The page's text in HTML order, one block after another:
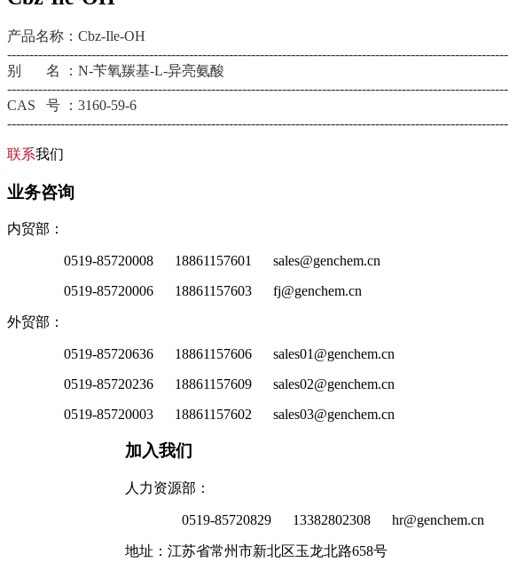
产品名称：Cbz-Ile-OH
-----------------------------------------------------------------------------------------------------------------
别 名 ：N-苄氧羰基-L-异亮氨酸
-----------------------------------------------------------------------------------------------------------------
CAS 号 ：3160-59-6
-----------------------------------------------------------------------------------------------------------------
联系我们
业务咨询
内贸部：
0519-85720008 18861157601 sales@genchem.cn
0519-85720006 18861157603 fj@genchem.cn
外贸部：
0519-85720636 18861157606 sales01@genchem.cn
0519-85720236 18861157609 sales02@genchem.cn
0519-85720003 18861157602 sales03@genchem.cn
加入我们
人力资源部：
0519-85720829 13382802308 hr@genchem.cn
地址：江苏省常州市新北区玉龙北路658号